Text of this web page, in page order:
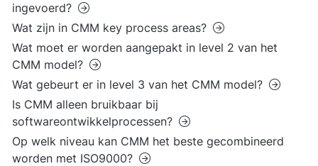
ingevoerd?
Wat zijn in CMM key process areas?
Wat moet er worden aangepakt in level 2 van het
CMM model?
Wat gebeurt er in level 3 van het CMM model?
Is CMM alleen bruikbaar bij
softwareontwikkelprocessen?
Op welk niveau kan CMM het beste gecombineerd
worden met ISO9000?